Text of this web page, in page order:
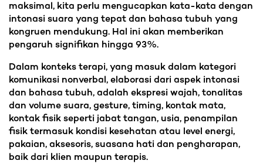
maksimal, kita perlu mengucapkan kata-kata dengan
intonasi suara yang tepat dan bahasa tubuh yang
kongruen mendukung. Hal ini akan memberikan
pengaruh signifikan hingga 93%.
Dalam konteks terapi, yang masuk dalam kategori
komunikasi nonverbal, elaborasi dari aspek intonasi
dan bahasa tubuh, adalah ekspresi wajah, tonalitas
dan volume suara, gesture, timing, kontak mata,
kontak fisik seperti jabat tangan, usia, penampilan
fisik termasuk kondisi kesehatan atau level energi,
pakaian, aksesoris, suasana hati dan pengharapan,
baik dari klien maupun terapis.